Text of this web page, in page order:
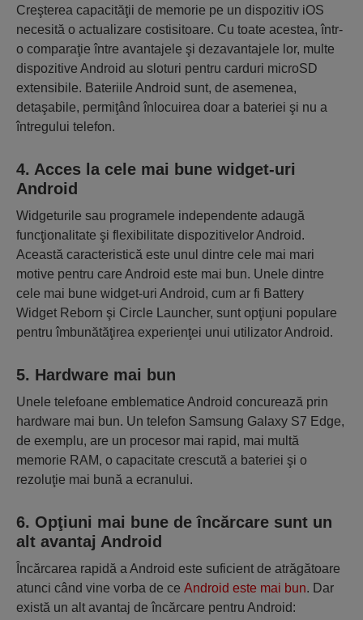
Creşterea capacităţii de memorie pe un dispozitiv iOS
necesită o actualizare costisitoare. Cu toate acestea, într-
o comparaţie între avantajele şi dezavantajele lor, multe
dispozitive Android au sloturi pentru carduri microSD
extensibile. Bateriile Android sunt, de asemenea,
detaşabile, permiţând înlocuirea doar a bateriei şi nu a
întregului telefon.
4. Acces la cele mai bune widget-uri
Android
Widgeturile sau programele independente adaugă
funcţionalitate şi flexibilitate dispozitivelor Android.
Această caracteristică este unul dintre cele mai mari
motive pentru care Android este mai bun. Unele dintre
cele mai bune widget-uri Android, cum ar fi Battery
Widget Reborn şi Circle Launcher, sunt opţiuni populare
pentru îmbunătăţirea experienţei unui utilizator Android.
5. Hardware mai bun
Unele telefoane emblematice Android concurează prin
hardware mai bun. Un telefon Samsung Galaxy S7 Edge,
de exemplu, are un procesor mai rapid, mai multă
memorie RAM, o capacitate crescută a bateriei şi o
rezoluţie mai bună a ecranului.
6. Opţiuni mai bune de încărcare sunt un
alt avantaj Android
Încărcarea rapidă a Android este suficient de atrăgătoare
atunci când vine vorba de ce Android este mai bun. Dar
există un alt avantaj de încărcare pentru Android: